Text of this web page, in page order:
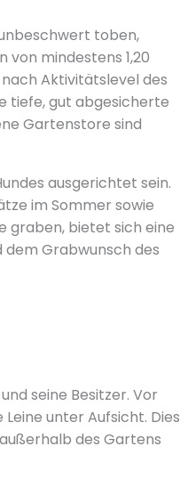
toben,
mindestens 1,20
Aktivitätslevel des
tiefe, gut abgesicherte
Gartenstore sind
ausgerichtet sein.
im Sommer sowie
graben, bietet sich eine
dem Grabwunsch des
seine Besitzer. Vor
unter Aufsicht. Dies
des Gartens